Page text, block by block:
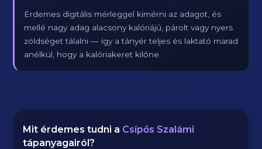
Érdemes digitális mérleggel kimérni az adagot, és
mellé nagy adag alacsony kalóriájú, párolt vagy nyers
zöldséget tálalni — így a tányér teljes és laktató marad
anélkül, hogy a kalóriakeret kilőne.
Mit érdemes tudni a Csípős Szalámi
tápanyagairól?